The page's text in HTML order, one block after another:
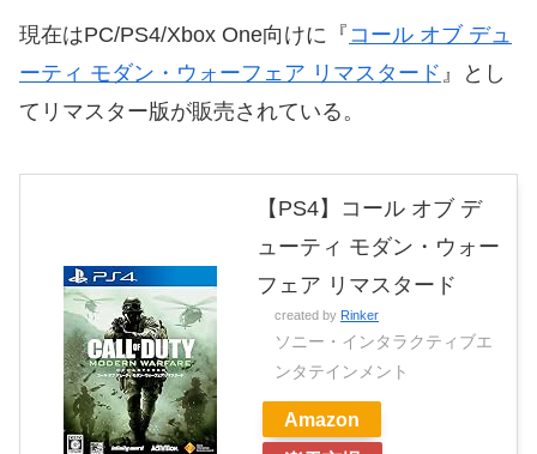
現在はPC/PS4/Xbox One向けに『 コール オブ デュ
ーティ モダン・ウォーフェア リマスタード 』とし
てリマスター版が販売されている。
【PS4】コール オブ デ
ューティ モダン・ウォー
フェア リマスタード
created by Rinker
ソニー・インタラクティブエ
ンタテインメント
Amazon